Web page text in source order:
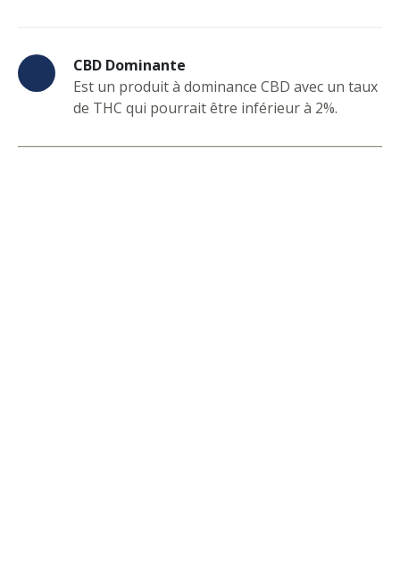
CBD Dominante
Est un produit à dominance CBD avec un taux
de THC qui pourrait être inférieur à 2%.